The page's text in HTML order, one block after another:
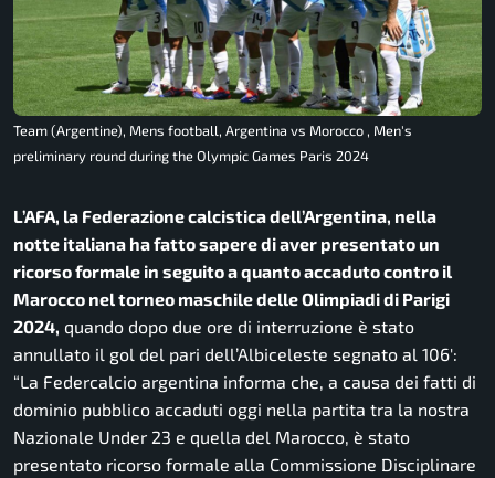
Team (Argentine), Mens football, Argentina vs Morocco , Men's
preliminary round during the Olympic Games Paris 2024
L’AFA, la Federazione calcistica dell’Argentina, nella
notte italiana ha fatto sapere di aver presentato un
ricorso formale in seguito a quanto accaduto contro il
Marocco nel torneo maschile delle Olimpiadi di Parigi
2024, quando dopo due ore di interruzione è stato
annullato il gol del pari dell’Albiceleste segnato al 106′:
“La Federcalcio argentina informa che, a causa dei fatti di
dominio pubblico accaduti oggi nella partita tra la nostra
Nazionale Under 23 e quella del Marocco, è stato
presentato ricorso formale alla Commissione Disciplinare